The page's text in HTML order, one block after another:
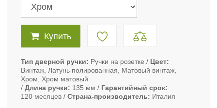
Купить
Тип дверной ручки Ручки на розетке
Цвет
Винтаж, Латунь полированная, Матовый винтаж,
Хром, Хром матовый
Длина ручки
135 мм
Гарантийный срок
120 месяцев
Страна-производитель Италия